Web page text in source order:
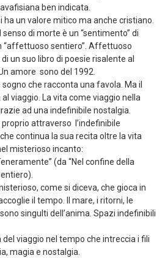
ben indicata.
ha un valore mitico ma anche cristiano.
di morte è un “sentimento” di
“affettuoso sentiero”. Affettuoso
un suo libro di poesie risalente al
amore sono del 1992.
sogno che racconta una favola. Ma il
viaggio. La vita come viaggio nella
ad una indefinibile nostalgia.
proprio attraverso l’indefinibile
continua la sua recita oltre la vita
misterioso incanto:
(da “Nel confine della
come si diceva, che gioca in
il tempo. Il mare, i ritorni, le
singulti dell’anima. Spazi indefinibili
del viaggio nel tempo che intreccia i fili
magia e nostalgia.